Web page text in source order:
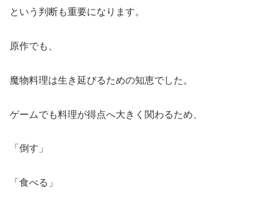
という判断も重要になります。
原作でも、
魔物料理は生き延びるための知恵でした。
ゲームでも料理が得点へ大きく関わるため、
「倒す」
「食べる」